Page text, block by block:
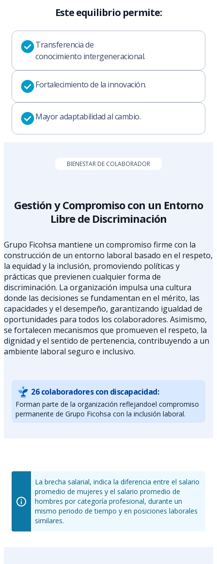
Este equilibrio permite:
Transferencia de
conocimiento intergeneracional.
Fortalecimiento de la innovación.
Mayor adaptabilidad al cambio.
BIENESTAR DE COLABORADOR
Gestión y Compromiso con un Entorno
Libre de Discriminación
Grupo Ficohsa mantiene un compromiso firme con la
construcción de un entorno laboral basado en el respeto,
la equidad y la inclusión, promoviendo políticas y
prácticas que previenen cualquier forma de
discriminación. La organización impulsa una cultura
donde las decisiones se fundamentan en el mérito, las
capacidades y el desempeño, garantizando igualdad de
oportunidades para todos los colaboradores. Asimismo,
se fortalecen mecanismos que promueven el respeto, la
dignidad y el sentido de pertenencia, contribuyendo a un
ambiente laboral seguro e inclusivo.
26 colaboradores con discapacidad:
Forman parte de la organización reflejandoel compromiso
permanente de Grupo Ficohsa con la inclusión laboral.
La brecha salarial, indica la diferencia entre el salario
promedio de mujeres y el salario promedio de
hombres por categoría profesional, durante un
mismo periodo de tiempo y en posiciones laborales
similares.